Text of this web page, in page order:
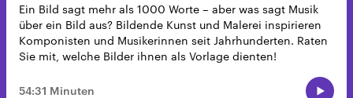
Ein Bild sagt mehr als 1000 Worte – aber was sagt Musik
über ein Bild aus? Bildende Kunst und Malerei inspirieren
Komponisten und Musikerinnen seit Jahrhunderten. Raten
Sie mit, welche Bilder ihnen als Vorlage dienten!
54:31 Minuten